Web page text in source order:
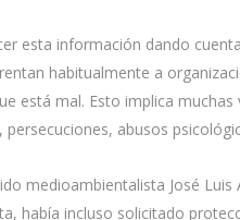
esta información dando
habitualmente a
está mal. Esto implica
abusos
medioambientalista José
había incluso solicitado